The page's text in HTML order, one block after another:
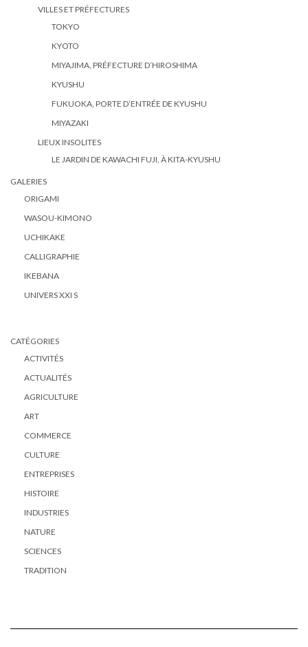
VILLES ET PRÉFECTURES
TOKYO
KYOTO
MIYAJIMA, PRÉFECTURE D’HIROSHIMA
KYUSHU
FUKUOKA, PORTE D’ENTRÉE DE KYUSHU
MIYAZAKI
LIEUX INSOLITES
LE JARDIN DE KAWACHI FUJI, À KITA-KYUSHU
GALERIES
ORIGAMI
WASOU-KIMONO
UCHIKAKE
CALLIGRAPHIE
IKEBANA
UNIVERS XXI S
CATÉGORIES
ACTIVITÉS
ACTUALITÉS
AGRICULTURE
ART
COMMERCE
CULTURE
ENTREPRISES
HISTOIRE
INDUSTRIES
NATURE
SCIENCES
TRADITION